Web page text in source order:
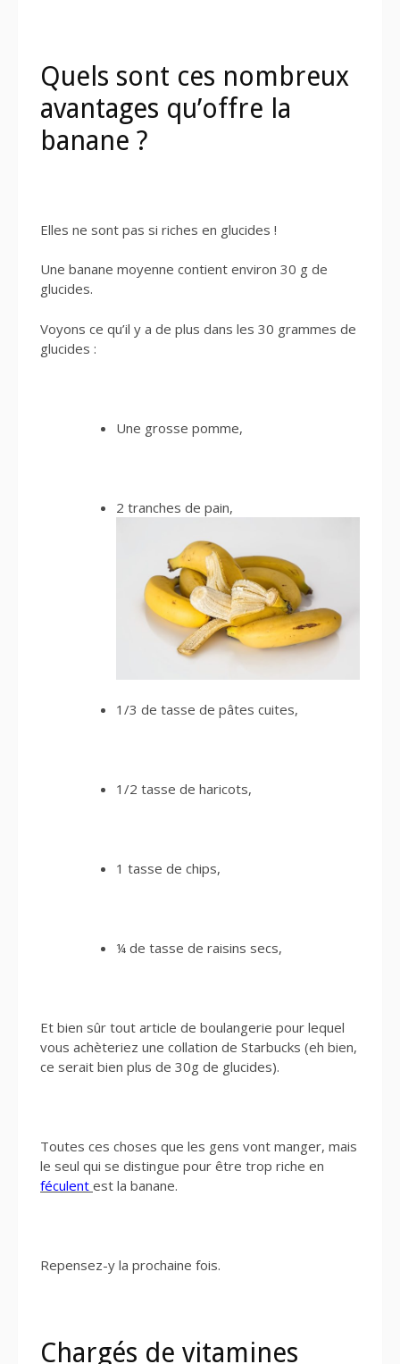
Quels sont ces nombreux
avantages qu’offre la
banane ?
Elles ne sont pas si riches en glucides !
Une banane moyenne contient environ 30 g de
glucides.
Voyons ce qu’il y a de plus dans les 30 grammes de
glucides :
Une grosse pomme,
2 tranches de pain,
1/3 de tasse de pâtes cuites,
1/2 tasse de haricots,
1 tasse de chips,
¼ de tasse de raisins secs,
Et bien sûr tout article de boulangerie pour lequel
vous achèteriez une collation de Starbucks (eh bien,
ce serait bien plus de 30g de glucides).
Toutes ces choses que les gens vont manger, mais
le seul qui se distingue pour être trop riche en
féculent est la banane.
Repensez-y la prochaine fois.
Chargés de vitamines